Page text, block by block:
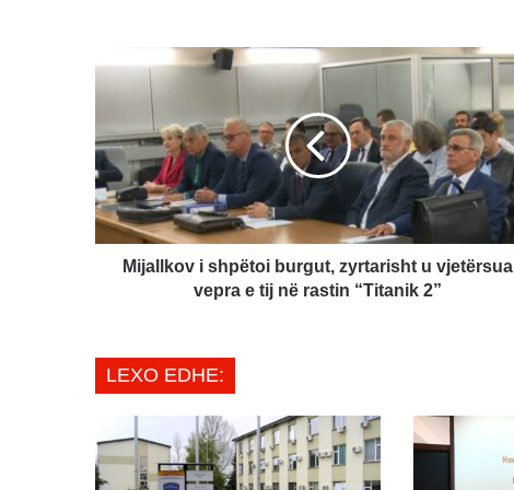
zyrtarisht
u
vjetërsua
vepra
e
2”
Mijallkov i shpëtoi burgut, zyrtarisht u vjetërsua
vepra e tij në rastin “Titanik 2”
LEXO EDHE: